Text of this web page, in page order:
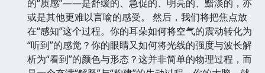
的“质感”——是舒缓的、急促的、明亮的、黯淡的，亦
或是其他更难以言喻的感受。 然后，我们将把焦点放
在“感知”这个过程。你的耳朵如何将空气的震动转化为
“听到”的感觉？你的眼睛又如何将光线的强度与波长解
析为“看到”的颜色与形态？这并非简单的物理过程，而